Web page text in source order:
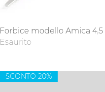
Vista rapida
Forbice modello Amica 4,5
Esaurito
SCONTO 20%